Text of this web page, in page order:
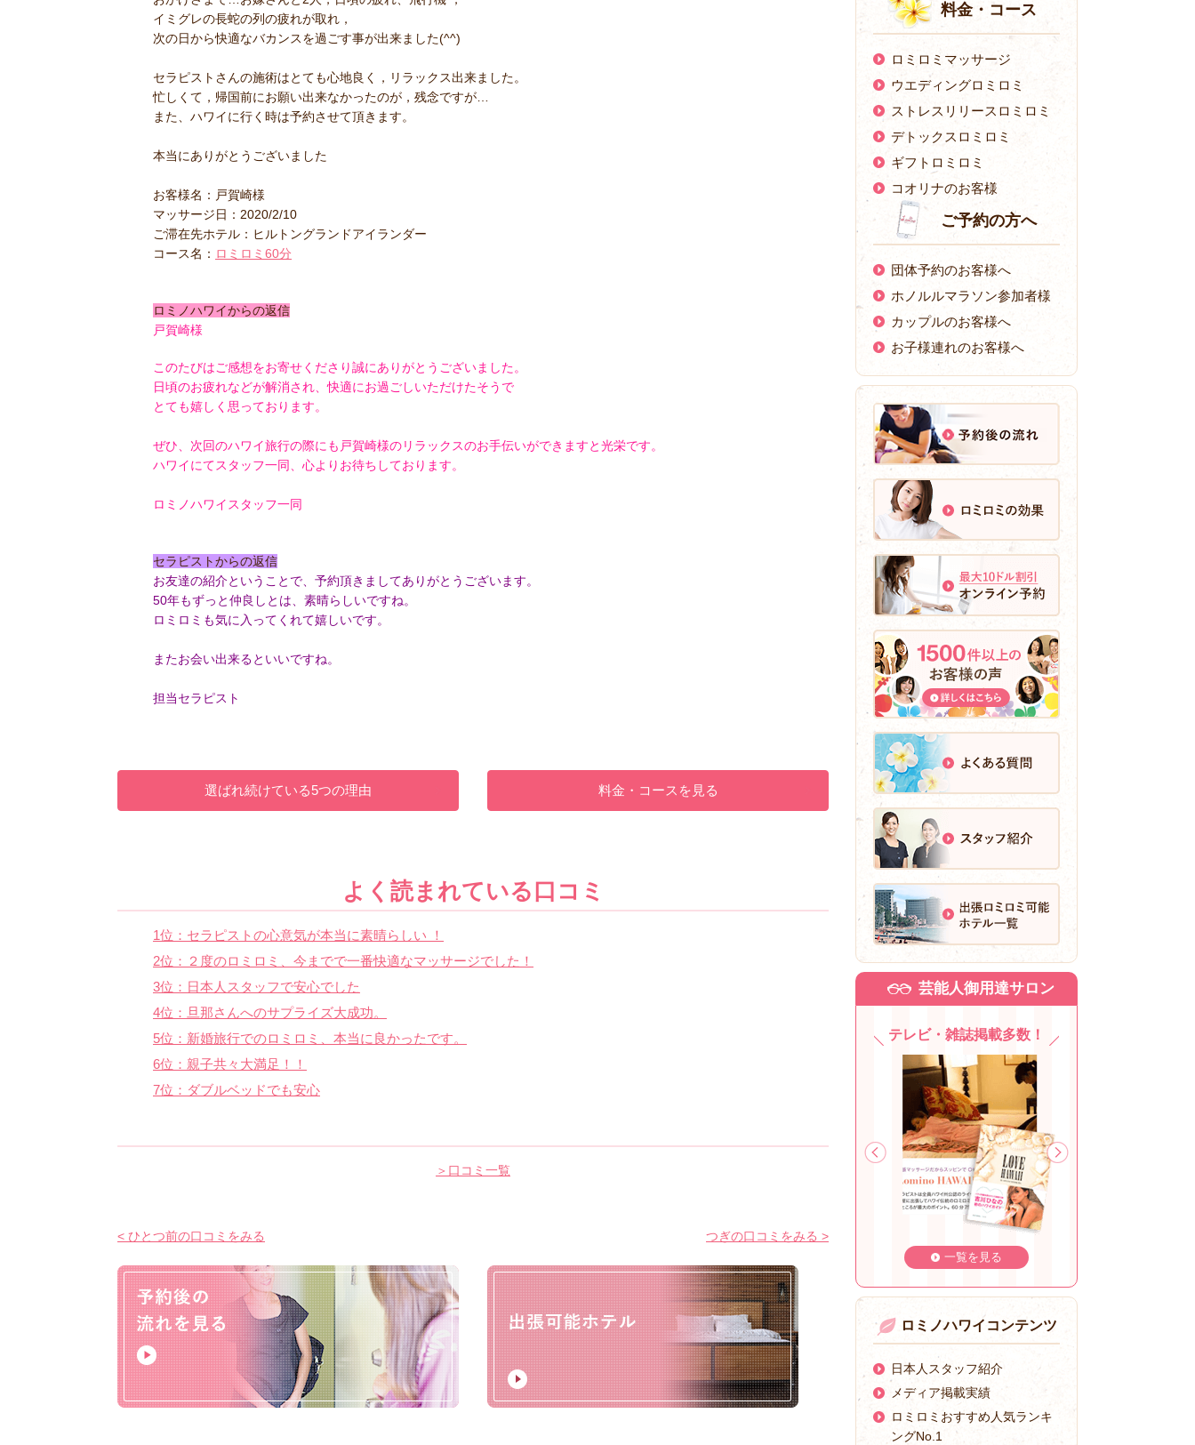
イミグレの長蛇の列の疲れが取れ，
次の日から快適なバカンスを過ごす事が出来ました(^^)
セラピストさんの施術はとても心地良く，リラックス出来ました。
忙しくて，帰国前にお願い出来なかったのが，残念ですが…
また、ハワイに行く時は予約させて頂きます。
本当にありがとうございました
お客様名：戸賀崎様
マッサージ日：2020/2/10
ご滞在先ホテル：ヒルトングランドアイランダー
コース名： ロミロミ60分
ロミノハワイからの返信
戸賀崎様
このたびはご感想をお寄せくださり誠にありがとうございました。
日頃のお疲れなどが解消され、快適にお過ごしいただけたそうで
とても嬉しく思っております。
ぜひ、次回のハワイ旅行の際にも戸賀崎様のリラックスのお手伝いができますと光栄です。
ハワイにてスタッフ一同、心よりお待ちしております。
ロミノハワイスタッフ一同
セラピストからの返信
お友達の紹介ということで、予約頂きましてありがとうございます。
50年もずっと仲良しとは、素晴らしいですね。
ロミロミも気に入ってくれて嬉しいです。
またお会い出来るといいですね。
担当セラピスト
選ばれ続けている5つの理由 料金・コースを見る
よく読まれている口コミ
1位：セラピストの心意気が本当に素晴らしい ！
2位：２度のロミロミ、今までで一番快適なマッサージでした！
3位：日本人スタッフで安心でした
4位：旦那さんへのサプライズ大成功。
5位：新婚旅行でのロミロミ、本当に良かったです。
6位：親子共々大満足！！
7位：ダブルベッドでも安心
＞口コミ一覧
< ひとつ前の口コミをみる つぎの口コミをみる >
料金・コース
ロミロミマッサージ
ウエディングロミロミ
ストレスリリースロミロミ
デトックスロミロミ
ギフトロミロミ
コオリナのお客様
ご予約の方へ
団体予約のお客様へ
ホノルルマラソン参加者様
カップルのお客様へ
お子様連れのお客様へ
芸能人御用達サロン
テレビ・雑誌掲載多数！
一覧を見る
ロミノハワイコンテンツ
日本人スタッフ紹介
メディア掲載実績
ロミロミおすすめ人気ランキ
ングNo.1